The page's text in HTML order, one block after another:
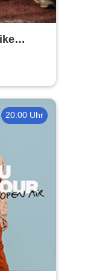
20:00 Uhr